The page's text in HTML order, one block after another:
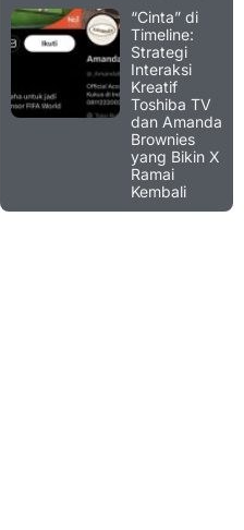
“Cinta” di
Timeline:
Strategi
Interaksi
Kreatif
Toshiba TV
dan Amanda
Brownies
yang Bikin X
Ramai
Kembali